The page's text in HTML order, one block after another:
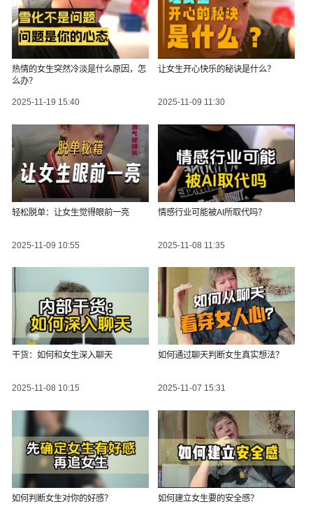
热情的女生突然冷淡是什么原因，怎
么办？
2025-11-19 15:40
让女生开心快乐的秘诀是什么？
2025-11-09 11:30
轻松脱单：让女生觉得眼前一亮
2025-11-09 10:55
情感行业可能被AI所取代吗？
2025-11-08 11:35
干货：如何和女生深入聊天
2025-11-08 10:15
如何通过聊天判断女生真实想法？
2025-11-07 15:31
如何判断女生对你的好感？ 如何建立女生要的安全感？